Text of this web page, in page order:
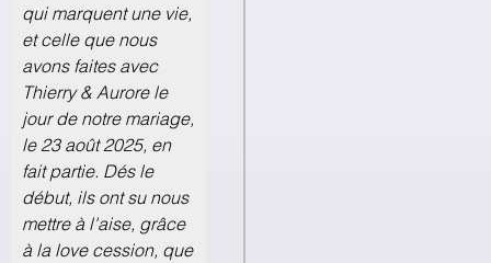
qui marquent une vie,
et celle que nous
avons faites avec
Thierry & Aurore le
jour de notre mariage,
le 23 août 2025, en
fait partie. Dés le
début, ils ont su nous
mettre à l'aise, grâce
à la love cession, que